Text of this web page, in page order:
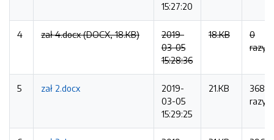
15:27:20
4 zał 4.docx (DOCX, 18.KB)
2019-
03-05
15:28:36
18.KB
0
razy
5 zał 2.docx
2019-
03-05
15:29:25
21.KB
368
razy